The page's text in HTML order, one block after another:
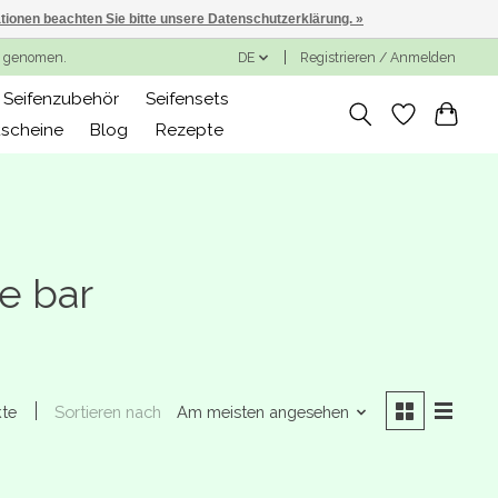
DE Registrieren / Anmelden
Seifenzubehör
Seifensets
Blog Rezepte
bar
Sortieren nach Am meisten angesehen
beachten Sie bitte unsere Datenschutzerklärung. »